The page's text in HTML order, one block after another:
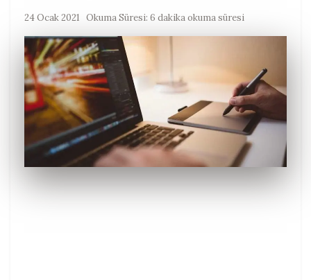
24 Ocak 2021 Okuma Süresi: 6 dakika okuma süresi